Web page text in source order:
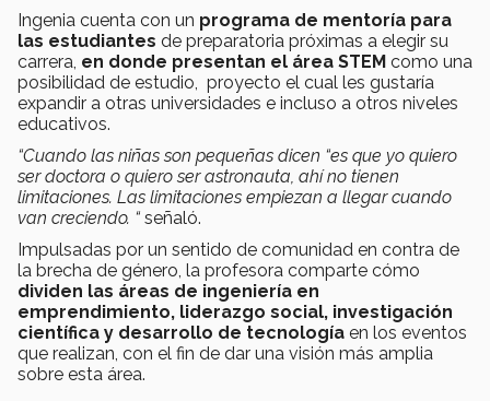
Ingenia cuenta con un programa de mentoría para
las estudiantes de preparatoria próximas a elegir su
carrera, en donde presentan el área STEM como una
posibilidad de estudio, proyecto el cual les gustaría
expandir a otras universidades e incluso a otros niveles
educativos.
“Cuando las niñas son pequeñas dicen “es que yo quiero
ser doctora o quiero ser astronauta, ahí no tienen
limitaciones. Las limitaciones empiezan a llegar cuando
van creciendo. “ señaló.
Impulsadas por un sentido de comunidad en contra de
la brecha de género, la profesora comparte cómo
dividen las áreas de ingeniería en
emprendimiento, liderazgo social, investigación
científica y desarrollo de tecnología en los eventos
que realizan, con el fin de dar una visión más amplia
sobre esta área.